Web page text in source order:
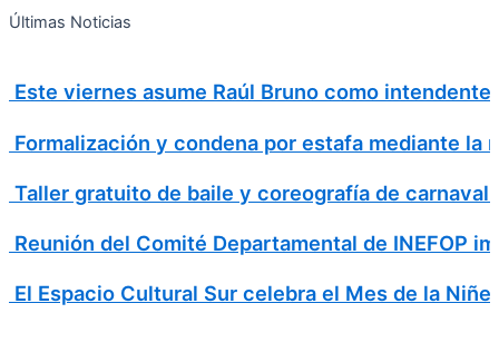
Ir
Últimas Noticias
Este viernes asume Raúl Bruno como intendente
Formalización y condena por estafa mediante la
Taller gratuito de baile y coreografía de carnaval
Reunión del Comité Departamental de INEFOP
El Espacio Cultural Sur celebra el Mes de la
Search